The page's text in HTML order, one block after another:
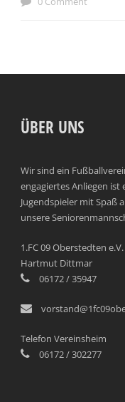
ÜBER UNS
Wir sind ein
engagiertes Anliegen ist
Jugendspieler mit Spaß
unsere
1.FC 09 Oberstedten e.V.
Hartmut Dittmar
06172 / 35947
Telefon Vereinsheim
06172 / 302277